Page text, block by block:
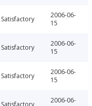
Satisfactory
2006-06-
15
Satisfactory
2006-06-
15
Satisfactory
2006-06-
15
2006-06-